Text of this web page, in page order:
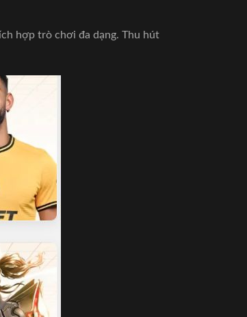
hợp trò chơi đa dạng. Thu hút